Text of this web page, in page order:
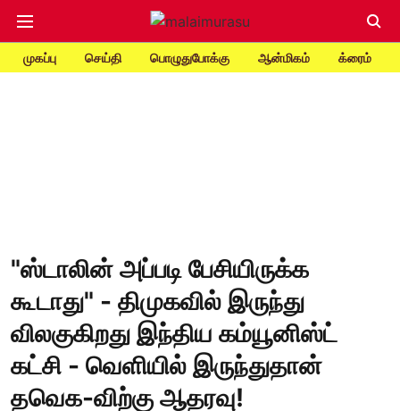
முகப்பு செய்தி பொழுதுபோக்கு ஆன்மிகம் க்ரைம்
"ஸ்டாலின் அப்படி பேசியிருக்க
கூடாது" - திமுகவில் இருந்து
விலகுகிறது இந்திய கம்யூனிஸ்ட்
கட்சி - வெளியில் இருந்துதான்
தவெக-விற்கு ஆதரவு!